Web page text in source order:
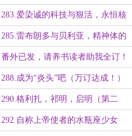
月票！）
283.爱染诚的科技与狠活，永恒核
心的猜想（二合一大章）
285.雷布朗多与贝利亚，精神体的
复杂（合章）
番外已发，请养书读者助我全订！
288.成为“炎头”吧（万订达成！）
290.格利扎，祁明，启明（第二
更）
292.自称上帝使者的水瓶座少女